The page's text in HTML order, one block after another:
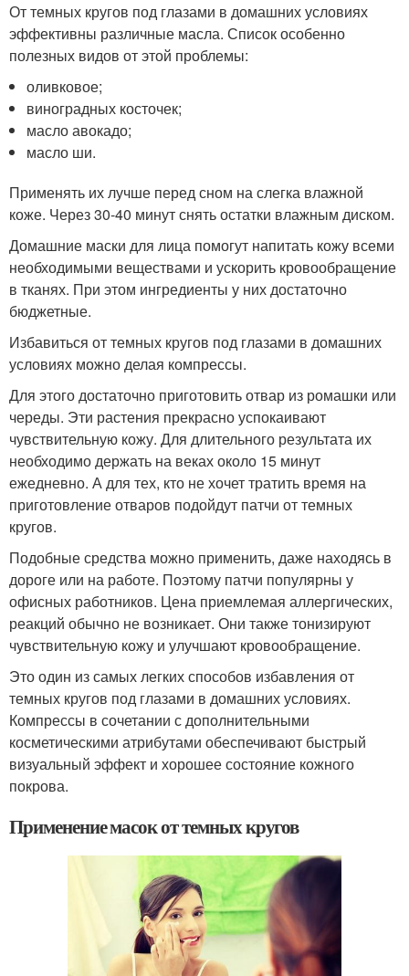
От темных кругов под глазами в домашних условиях
эффективны различные масла. Список особенно
полезных видов от этой проблемы:
оливковое;
виноградных косточек;
масло авокадо;
масло ши.
Применять их лучше перед сном на слегка влажной
коже. Через 30-40 минут снять остатки влажным диском.
Домашние маски для лица помогут напитать кожу всеми
необходимыми веществами и ускорить кровообращение
в тканях. При этом ингредиенты у них достаточно
бюджетные.
Избавиться от темных кругов под глазами в домашних
условиях можно делая компрессы.
Для этого достаточно приготовить отвар из ромашки или
череды. Эти растения прекрасно успокаивают
чувствительную кожу. Для длительного результата их
необходимо держать на веках около 15 минут
ежедневно. А для тех, кто не хочет тратить время на
приготовление отваров подойдут патчи от темных
кругов.
Подобные средства можно применить, даже находясь в
дороге или на работе. Поэтому патчи популярны у
офисных работников. Цена приемлемая аллергических,
реакций обычно не возникает. Они также тонизируют
чувствительную кожу и улучшают кровообращение.
Это один из самых легких способов избавления от
темных кругов под глазами в домашних условиях.
Компрессы в сочетании с дополнительными
косметическими атрибутами обеспечивают быстрый
визуальный эффект и хорошее состояние кожного
покрова.
Применение масок от темных кругов